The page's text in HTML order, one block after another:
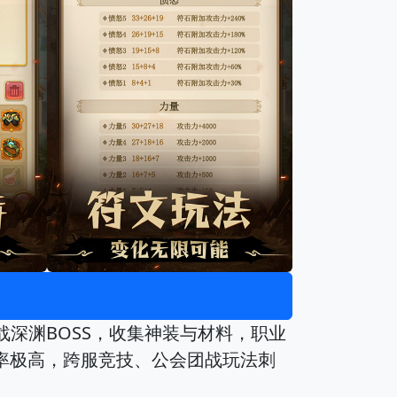
渊BOSS，收集神装与材料，职业
高，跨服竞技、公会团战玩法刺